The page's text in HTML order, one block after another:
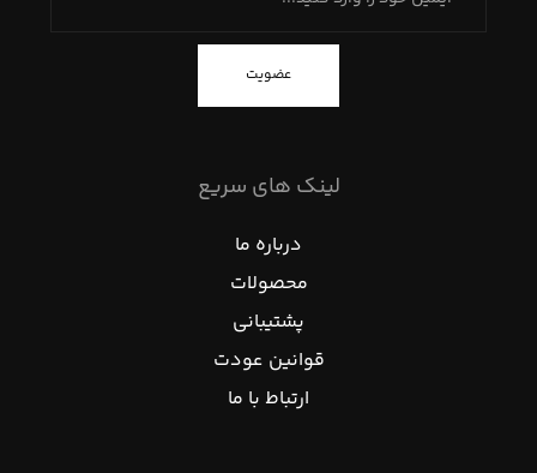
عضویت
لینک های سریع
درباره ما
محصولات
پشتیبانی
قوانین عودت
ارتباط با ما